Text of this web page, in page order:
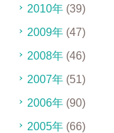
2010年(39)
2009年(47)
2008年(46)
2007年(51)
2006年(90)
2005年(66)